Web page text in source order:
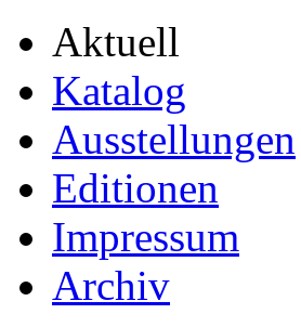
Aktuell
Katalog
Ausstellungen
Editionen
Impressum
Archiv